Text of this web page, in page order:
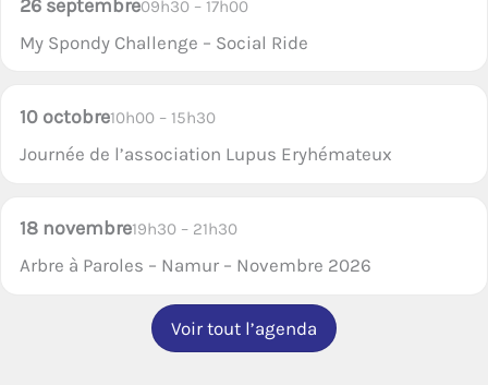
26 septembre09h30 – 17h00
My Spondy Challenge – Social Ride
10 octobre10h00 – 15h30
Journée de l’association Lupus Eryhémateux
18 novembre19h30 – 21h30
Arbre à Paroles – Namur – Novembre 2026
Voir tout l’agenda